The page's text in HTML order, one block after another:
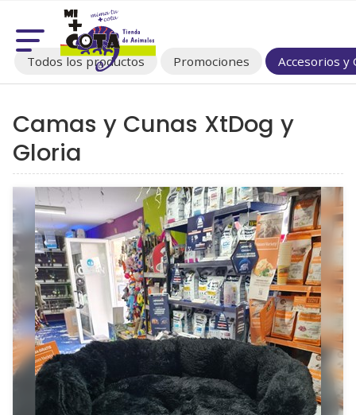
Todos los productos Promociones Accesorios y
Camas y Cunas XtDog y
Gloria